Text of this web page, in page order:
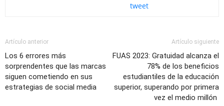
tweet
Artículo anterior
Los 6 errores más
sorprendentes que las marcas
siguen cometiendo en sus
estrategias de social media
Artículo siguiente
FUAS 2023: Gratuidad alcanza el
78% de los beneficios
estudiantiles de la educación
superior, superando por primera
vez el medio millón